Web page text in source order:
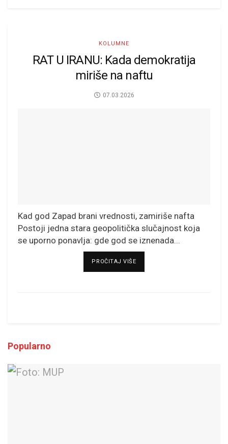
KOLUMNE
RAT U IRANU: Kada demokratija
miriše na naftu
07.03.2026
Kad god Zapad brani vrednosti, zamiriše nafta
Postoji jedna stara geopolitička slučajnost koja
se uporno ponavlja: gde god se iznenada...
PROČITAJ VIŠEDETAILS
Popularno